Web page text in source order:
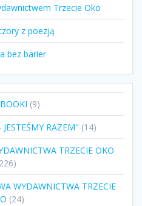
Trzecie Oko
z poezją
bez barier
99
produktów
RAZEM" 1414
produktów
TRZECIE OKO
226
produktów
WYDAWNICTWA TRZECIE
2424